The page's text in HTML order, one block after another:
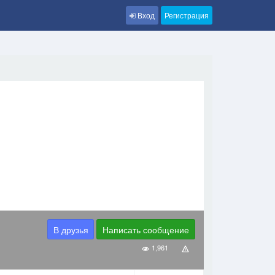
Вход Регистрация
В друзья Написать сообщение
1,961